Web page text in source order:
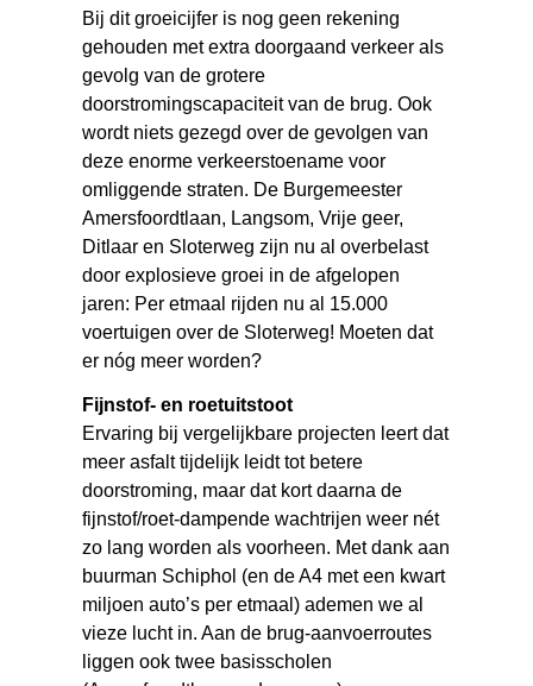
Bij dit groeicijfer is nog geen rekening
gehouden met extra doorgaand verkeer als
gevolg van de grotere
doorstromingscapaciteit van de brug. Ook
wordt niets gezegd over de gevolgen van
deze enorme verkeerstoename voor
omliggende straten. De Burgemeester
Amersfoordtlaan, Langsom, Vrije geer,
Ditlaar en Sloterweg zijn nu al overbelast
door explosieve groei in de afgelopen
jaren: Per etmaal rijden nu al 15.000
voertuigen over de Sloterweg! Moeten dat
er nóg meer worden?
Fijnstof- en roetuitstoot
Ervaring bij vergelijkbare projecten leert dat
meer asfalt tijdelijk leidt tot betere
doorstroming, maar dat kort daarna de
fijnstof/roet-dampende wachtrijen weer nét
zo lang worden als voorheen. Met dank aan
buurman Schiphol (en de A4 met een kwart
miljoen auto’s per etmaal) ademen we al
vieze lucht in. Aan de brug-aanvoerroutes
liggen ook twee basisscholen